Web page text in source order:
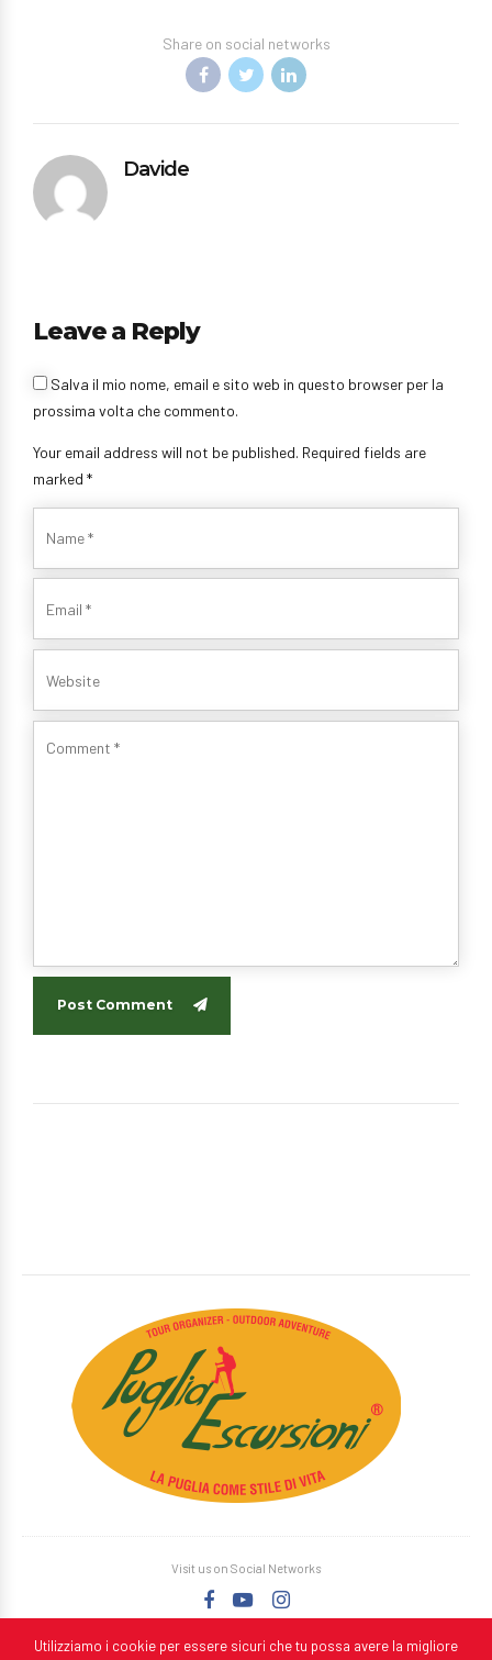
Share on social networks
Davide
Leave a Reply
Your email address will not be published. Required fields are
marked *
Salva il mio nome, email e sito web in questo browser per la
prossima volta che commento.
Post Comment
Visit us on Social Networks
Utilizziamo i cookie per essere sicuri che tu possa avere la migliore